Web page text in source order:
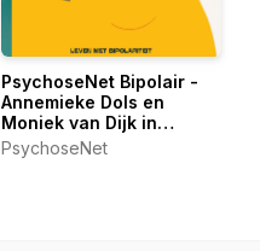
PsychoseNet Bipolair -
Annemieke Dols en
Moniek van Dijk in
gesprek met...
PsychoseNet